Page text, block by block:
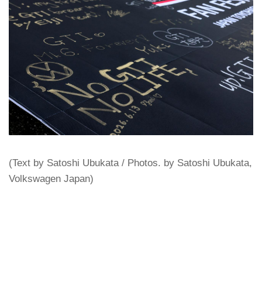
(Text by Satoshi Ubukata / Photos. by Satoshi Ubukata,
Volkswagen Japan)